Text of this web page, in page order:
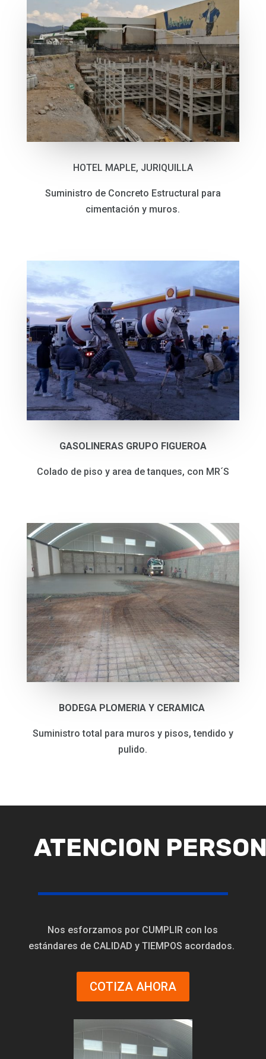
HOTEL MAPLE, JURIQUILLA
Suministro de Concreto Estructural para
cimentación y muros.
GASOLINERAS GRUPO FIGUEROA
Colado de piso y area de tanques, con MR´S
BODEGA PLOMERIA Y CERAMICA
Suministro total para muros y pisos, tendido y
pulido.
ATENCION
Nos esforzamos por CUMPLIR con los
estándares de CALIDAD y TIEMPOS acordados.
COTIZA AHORA